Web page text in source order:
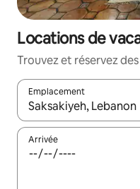
Locations de
Trouvez et réservez
Emplacement
Quand les résultats
Arrivée